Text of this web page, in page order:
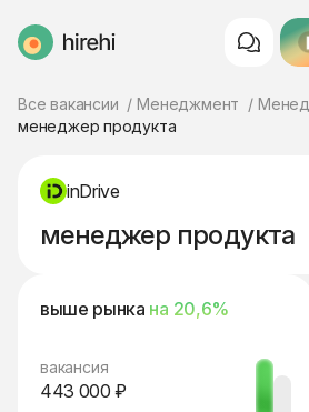
HireHi
Все вакансии Менеджмент
менеджер продукта
inDrive
менеджер продукта
выше рынка на 20,6%
вакансия
443 000 ₽